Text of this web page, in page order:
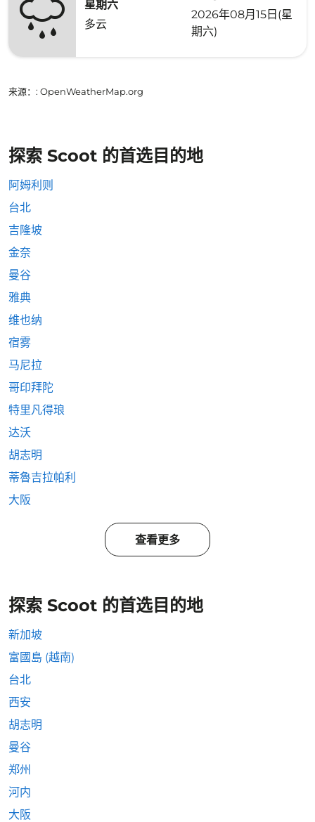
星期六
多云
2026年08月15日(星
期六)
来源： : OpenWeatherMap.org
探索 Scoot 的首选目的地
阿姆利则
台北
吉隆坡
金奈
曼谷
雅典
维也纳
宿雾
马尼拉
哥印拜陀
特里凡得琅
达沃
胡志明
蒂魯吉拉帕利
大阪
查看更多
探索 Scoot 的首选目的地
新加坡
富國島 (越南)
台北
西安
胡志明
曼谷
郑州
河内
大阪